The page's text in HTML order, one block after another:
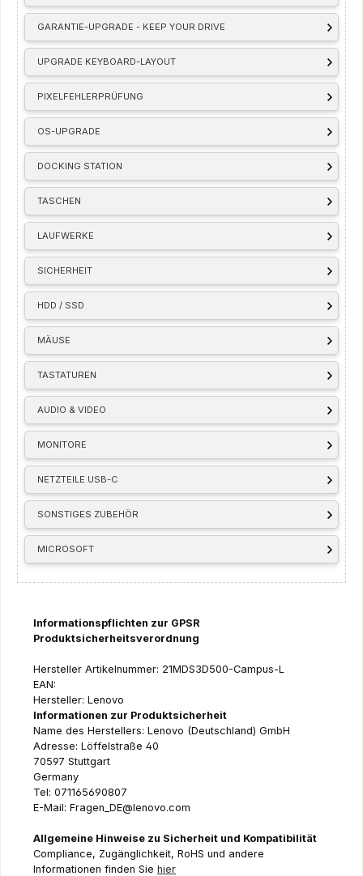
GARANTIE-UPGRADE - KEEP YOUR DRIVE
UPGRADE KEYBOARD-LAYOUT
PIXELFEHLERPRÜFUNG
OS-UPGRADE
DOCKING STATION
TASCHEN
LAUFWERKE
SICHERHEIT
HDD / SSD
MÄUSE
TASTATUREN
AUDIO & VIDEO
MONITORE
NETZTEILE USB-C
SONSTIGES ZUBEHÖR
MICROSOFT
Informationspflichten zur GPSR
Produktsicherheitsverordnung
Hersteller Artikelnummer: 21MDS3D500-Campus-L
EAN:
Hersteller: Lenovo
Informationen zur Produktsicherheit
Name des Herstellers: Lenovo (Deutschland) GmbH
Adresse: Löffelstraße 40
70597 Stuttgart
Germany
Tel: 071165690807
E-Mail: Fragen_DE@lenovo.com
Allgemeine Hinweise zu Sicherheit und Kompatibilität
Compliance, Zugänglichkeit, RoHS und andere
Informationen finden Sie hier